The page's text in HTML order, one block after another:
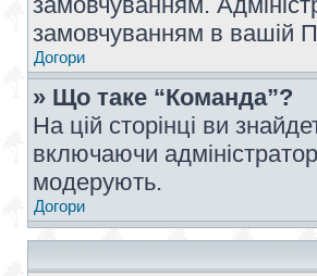
замовчуванням в вашій
Догори
» Що таке “Команда”?
На цій сторінці ви
включаючи
модерують.
Догори